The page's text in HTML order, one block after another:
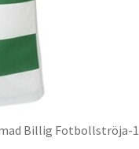
Billig Fotbollströja-1